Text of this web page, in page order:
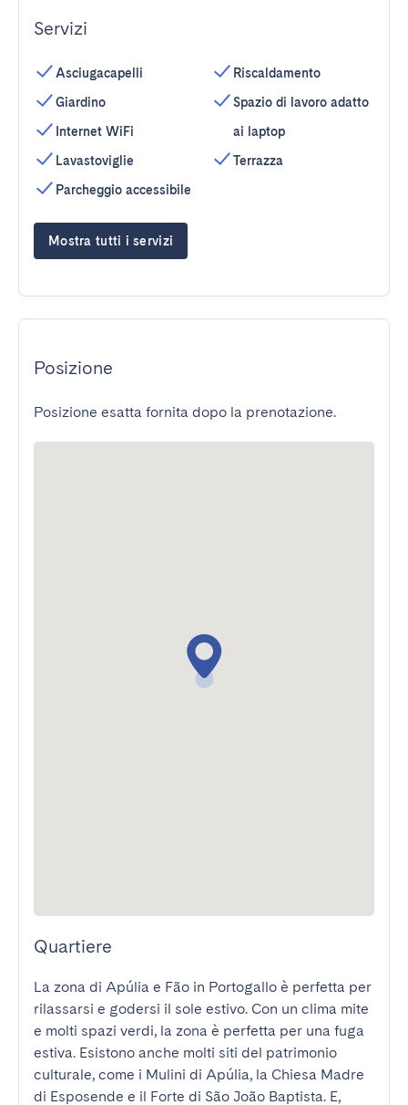
Servizi
Asciugacapelli
Giardino
Internet WiFi
Lavastoviglie
Parcheggio accessibile
Riscaldamento
Spazio di lavoro adatto
ai laptop
Terrazza
Mostra tutti i servizi
Posizione
Posizione esatta fornita dopo la prenotazione.
Quartiere
La zona di Apúlia e Fão in Portogallo è perfetta per
rilassarsi e godersi il sole estivo. Con un clima mite
e molti spazi verdi, la zona è perfetta per una fuga
estiva. Esistono anche molti siti del patrimonio
culturale, come i Mulini di Apúlia, la Chiesa Madre
di Esposende e il Forte di São João Baptista. E,